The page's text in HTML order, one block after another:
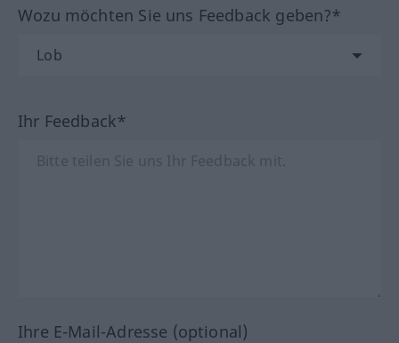
Wozu möchten Sie uns Feedback geben?*
Ihr Feedback*
Ihre E-Mail-Adresse (optional)